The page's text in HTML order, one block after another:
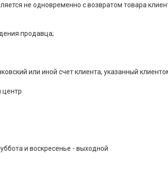
не одновременно с возвратом товара
продавца;
или иной счет клиента, указанный
центр
и воскресенье - выходной